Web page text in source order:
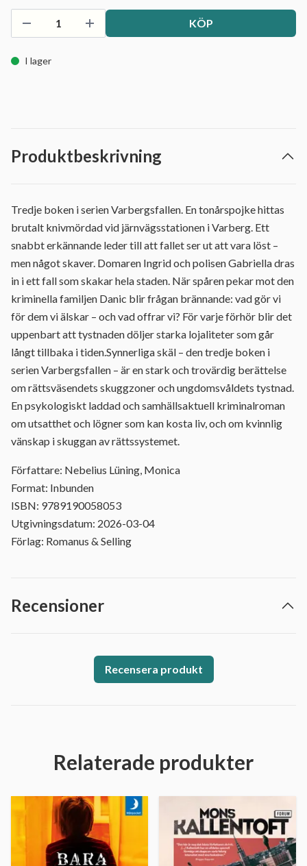
KÖP
I lager
Produktbeskrivning
Tredje boken i serien Varbergsfallen. En tonårspojke hittas
brutalt knivmördad vid järnvägsstationen i Varberg. Ett
snabbt erkännande leder till att fallet ser ut att vara löst –
men något skaver. Domaren Ingrid och polisen Gabriella dras
in i ett fall som skakar hela staden. När spåren pekar mot den
kriminella familjen Danic blir frågan brännande: vad gör vi
för dem vi älskar – och vad offrar vi? För varje förhör blir det
uppenbart att tystnaden döljer starka lojaliteter som går
långt tillbaka i tiden.Synnerliga skäl – den tredje boken i
serien Varbergsfallen – är en stark och trovärdig berättelse
om rättsväsendets skuggzoner och ungdomsvåldets tystnad.
En psykologiskt laddad och samhällsaktuell kriminalroman
om utsatthet och lögner som kan kosta liv, och om kvinnlig
vänskap i skuggan av rättssystemet.
Författare: Nebelius Lüning, Monica
Format: Inbunden
ISBN: 9789190058053
Utgivningsdatum: 2026-03-04
Förlag: Romanus & Selling
Recensioner
Recensera produkt
Relaterade produkter